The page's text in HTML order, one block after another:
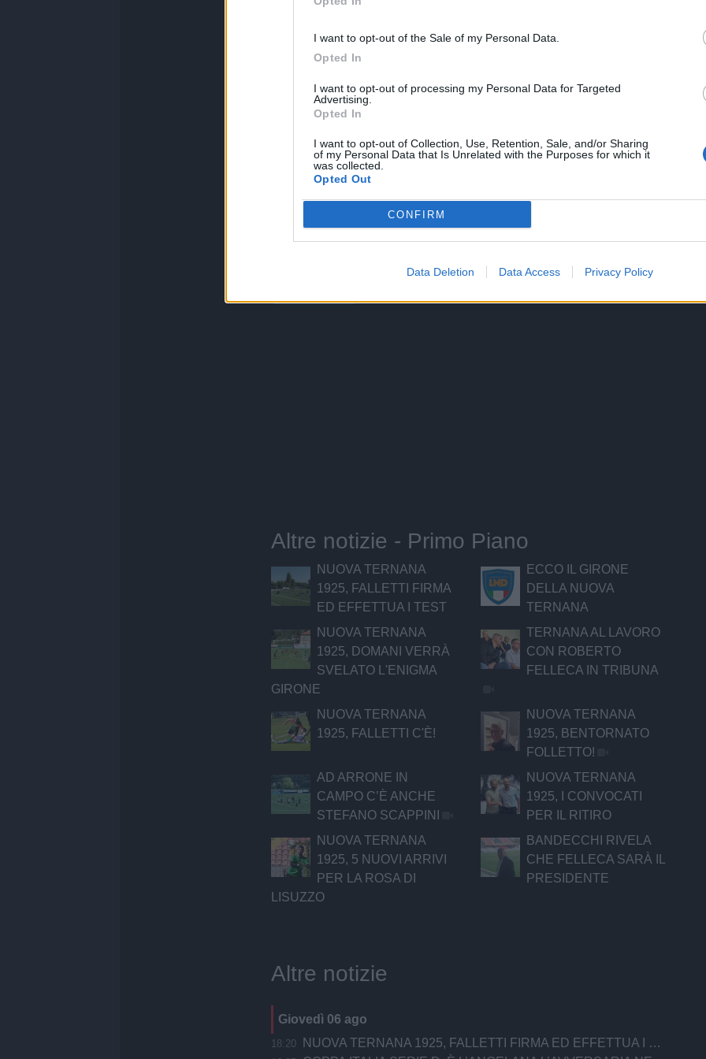
I want to opt-out of the Sale of my Personal Data.
Opted In
I want to opt-out of processing my Personal Data for Targeted
Advertising.
Opted In
I want to opt-out of Collection, Use, Retention, Sale, and/or Sharing
of my Personal Data that Is Unrelated with the Purposes for which it
was collected.
Opted Out
CONFIRM
Data Deletion Data Access Privacy Policy
Ternana Time
/ Data:Sab 23 maggio 2026 alle 01:44
Altre notizie - Primo Piano
NUOVA TERNANA
1925, FALLETTI FIRMA
ED EFFETTUA I TEST
ECCO IL GIRONE
DELLA NUOVA
TERNANA
NUOVA TERNANA
1925, DOMANI VERRÀ
SVELATO L'ENIGMA
GIRONE
TERNANA AL LAVORO
CON ROBERTO
FELLECA IN TRIBUNA
NUOVA TERNANA
1925, FALLETTI C'È!
NUOVA TERNANA
1925, BENTORNATO
FOLLETTO!
AD ARRONE IN
CAMPO C’È ANCHE
STEFANO SCAPPINI
NUOVA TERNANA
1925, I CONVOCATI
PER IL RITIRO
NUOVA TERNANA
1925, 5 NUOVI ARRIVI
PER LA ROSA DI
LISUZZO
BANDECCHI RIVELA
CHE FELLECA SARÀ IL
PRESIDENTE
Altre notizie
Giovedì 06 ago
18:20 NUOVA TERNANA 1925, FALLETTI FIRMA ED EFFETTUA I TEST